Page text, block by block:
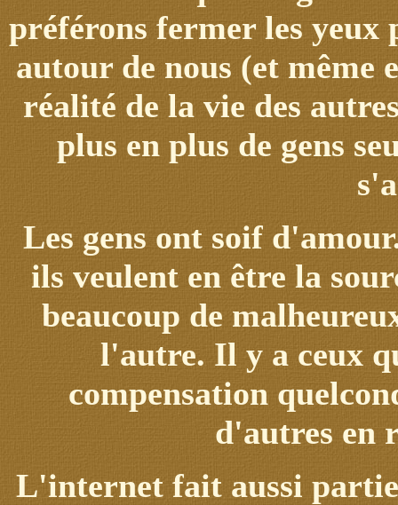
préférons fermer les yeux
autour de nous (et même
réalité de la vie des
plus en plus de gens
Les gens ont soif
ils veulent en être la
beaucoup de
l'autre. Il y a ceux
compensation
d'autres en
L'internet fait aussi